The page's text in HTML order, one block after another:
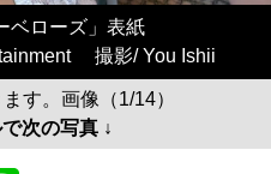
ベローズ」表紙
撮影/ You Ishii
す。画像（1/14）
次の写真 ↓